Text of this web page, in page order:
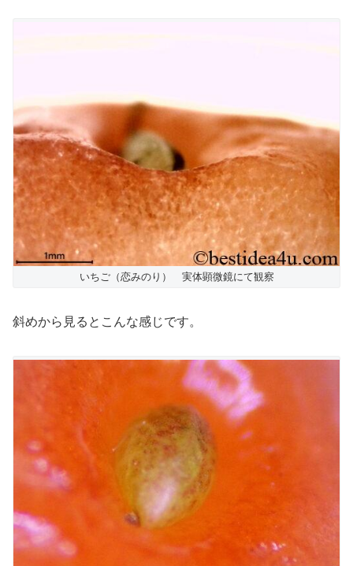
いちご（恋みのり） 実体顕微鏡にて観察
斜めから見るとこんな感じです。